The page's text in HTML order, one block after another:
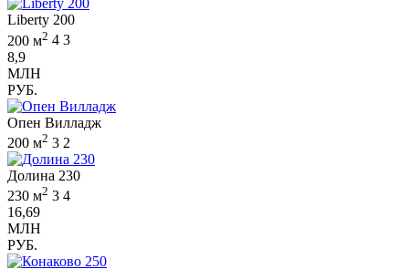
Liberty 200
200 м2 4 3
8,9
МЛН
РУБ.
Опен Вилладж
200 м2 3 2
Долина 230
230 м2 3 4
16,69
МЛН
РУБ.